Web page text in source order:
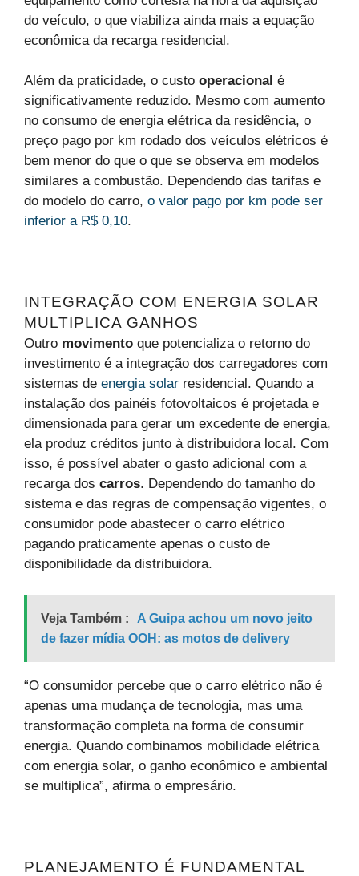
do veículo, o que viabiliza ainda mais a equação
econômica da recarga residencial.
Além da praticidade, o custo operacional é
significativamente reduzido. Mesmo com aumento
no consumo de energia elétrica da residência, o
preço pago por km rodado dos veículos elétricos é
bem menor do que o que se observa em modelos
similares a combustão. Dependendo das tarifas e
do modelo do carro, o valor pago por km pode ser
inferior a R$ 0,10.
INTEGRAÇÃO COM ENERGIA SOLAR
MULTIPLICA GANHOS
Outro movimento que potencializa o retorno do
investimento é a integração dos carregadores com
sistemas de energia solar residencial. Quando a
instalação dos painéis fotovoltaicos é projetada e
dimensionada para gerar um excedente de energia,
ela produz créditos junto à distribuidora local. Com
isso, é possível abater o gasto adicional com a
recarga dos carros. Dependendo do tamanho do
sistema e das regras de compensação vigentes, o
consumidor pode abastecer o carro elétrico
pagando praticamente apenas o custo de
disponibilidade da distribuidora.
Veja Também :
A Guipa achou um novo jeito
de fazer mídia OOH: as motos de delivery
“O consumidor percebe que o carro elétrico não é
apenas uma mudança de tecnologia, mas uma
transformação completa na forma de consumir
energia. Quando combinamos mobilidade elétrica
com energia solar, o ganho econômico e ambiental
se multiplica”, afirma o empresário.
PLANEJAMENTO É FUNDAMENTAL